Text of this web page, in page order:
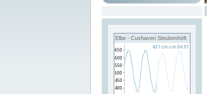
Elbe - Cuxhaven Steubenhöft